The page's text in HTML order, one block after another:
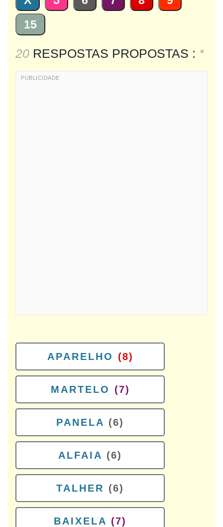
15
20 RESPOSTAS PROPOSTAS : *
APARELHO (8)
MARTELO (7)
PANELA (6)
ALFAIA (6)
TALHER (6)
BAIXELA (7)